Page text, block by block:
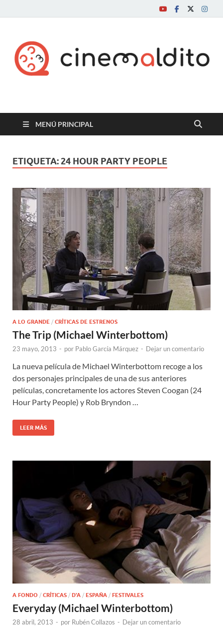
Cine maldito
MENÚ PRINCIPAL
ETIQUETA:24 HOUR PARTY PEOPLE
A LO GRANDE / CRÍTICAS DE ESTRENOS
The Trip (Michael Winterbottom)
23 mayo, 2013 - por Pablo García Márquez - Dejar un comentario
La nueva película de Michael Winterbottom recoge a los
dos personajes principales de una de sus anteriores
películas, concretamente los actores Steven Coogan (24
Hour Party People) y Rob Bryndon …
LEER MÁS
A FONDO / CRÍTICAS / D'A / ESPAÑA / FESTIVALES
Everyday (Michael Winterbottom)
28 abril, 2013 - por Rubén Collazos - Dejar un comentario